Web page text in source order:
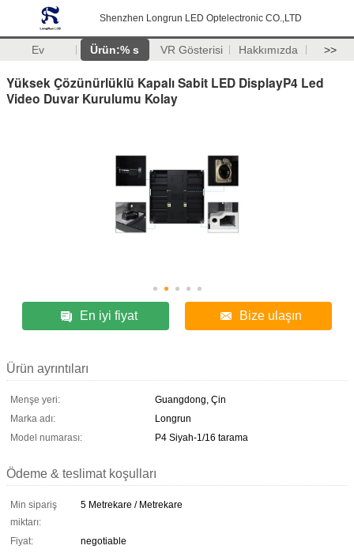
Shenzhen Longrun LED Optelectronic CO.,LTD
Ev Ürün:% s VR Gösterisi Hakkımızda >>
Yüksek Çözünürlüklü Kapalı Sabit LED DisplayP4 Led
Video Duvar Kurulumu Kolay
En iyi fiyat Bize ulaşın
Ürün ayrıntıları
Menşe yeri:
Guangdong, Çin
Marka adı:
Longrun
Model numarası:
P4 Siyah-1/16 tarama
Ödeme & teslimat koşulları
Min sipariş
miktarı:
5 Metrekare / Metrekare
Fiyat:
negotiable